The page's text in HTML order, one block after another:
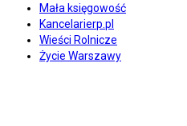
Mała księgowość
Kancelarierp.pl
Wieści Rolnicze
Życie Warszawy